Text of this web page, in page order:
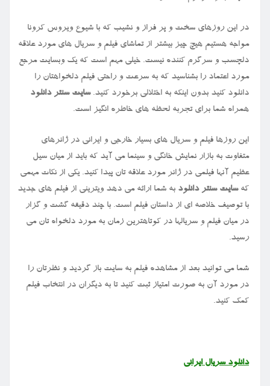
در این روزهای سخت و پر فراز و نشیب که با شیوع ویروس کرونا
مواجه هستیم هیچ چیز بیشتر از تماشای فیلم و سریال های مورد علاقه
دلچسب و سرگرم کننده نیست. خیلی مهم است که یک وبسایت مرجع
مورد اعتماد را بشناسید که به سرعت و راحتی فیلم دلخواهتان را
دانلود کنید بدون اینکه به اختلالی برخورد کنید.سایت سنتر دانلود
همراه شما برای تجربه لحظه های خاطره انگیز است.
این روزها فیلم و سریال های بسیار خارجی و ایرانی در ژانرهای
متفاوت به بازار نمایش خانگی و سینما می آید که باید از میان سیل
عظیم آنها فیلمی در ژانر مورد علاقه تان پیدا کنید. یکی از نکات مهمی
کهسایت سنتر دانلود به شما ارائه می دهد ویترینی از فیلم های جدید
با توصیف خلاصه ای از داستان فیلم است. با چند دقیقه گشت و گزار
در میان فیلم و سریالها در کوتاهترین زمان به مورد دلخواه تان می
رسید.
شما می توانید بعد از مشاهده فیلم به سایت باز گردید و نظرتان را
در مورد آن به صورت امتیاز ثبت کنید تا به دیگران در انتخاب فیلم
کمک کنید.
دانلود سریال ایرانی